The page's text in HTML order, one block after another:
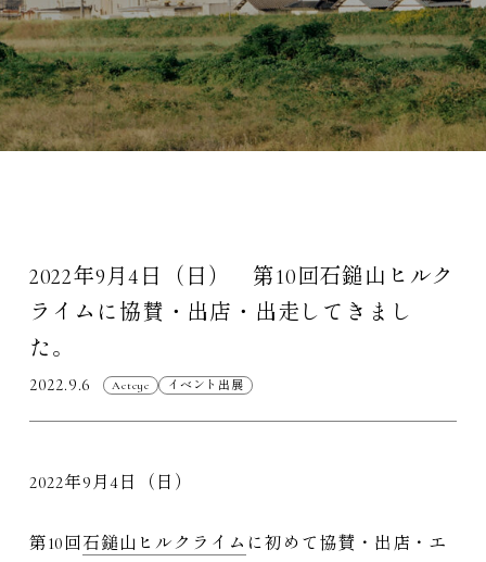
2022年9月4日（日） 第10回石鎚山ヒルク
ライムに協賛・出店・出走してきまし
た。
2022.9.6 Actcyc イベント出展
2022年9月4日（日）
第10回石鎚山 ヒルクライム に初めて協賛・出店・エ